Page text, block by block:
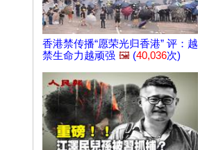
香港禁传播“愿荣光归香港” 评：越
禁生命力越顽强 🖼️ (40,036次)